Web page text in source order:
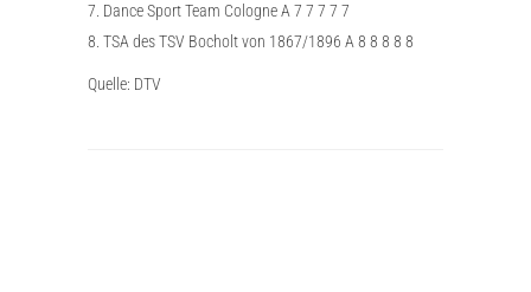
7. Dance Sport Team Cologne A 7 7 7 7 7
8. TSA des TSV Bocholt von 1867/1896 A 8 8 8 8 8
Quelle: DTV